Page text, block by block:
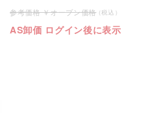
オープン価格
AS卸価 ログイン後に表示